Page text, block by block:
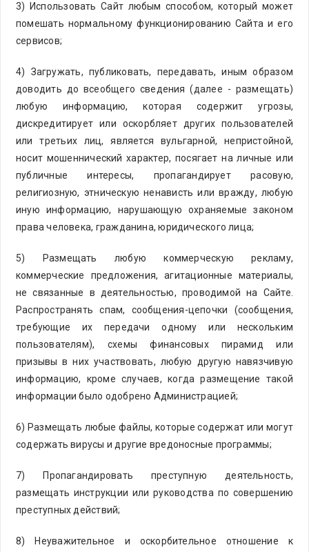
3) Использовать Сайт любым способом, который может
помешать нормальному функционированию Сайта и его
сервисов;
4) Загружать, публиковать, передавать, иным образом
доводить до всеобщего сведения (далее - размещать)
любую информацию, которая содержит угрозы,
дискредитирует или оскорбляет других пользователей
или третьих лиц, является вульгарной, непристойной,
носит мошеннический характер, посягает на личные или
публичные интересы, пропагандирует расовую,
религиозную, этническую ненависть или вражду, любую
иную информацию, нарушающую охраняемые законом
права человека, гражданина, юридического лица;
5) Размещать любую коммерческую рекламу,
коммерческие предложения, агитационные материалы,
не связанные в деятельностью, проводимой на Сайте.
Распространять спам, сообщения-цепочки (сообщения,
требующие их передачи одному или нескольким
пользователям), схемы финансовых пирамид или
призывы в них участвовать, любую другую навязчивую
информацию, кроме случаев, когда размещение такой
информации было одобрено Администрацией;
6) Размещать любые файлы, которые содержат или могут
содержать вирусы и другие вредоносные программы;
7) Пропагандировать преступную деятельность,
размещать инструкции или руководства по совершению
преступных действий;
8) Неуважительное и оскорбительное отношение к